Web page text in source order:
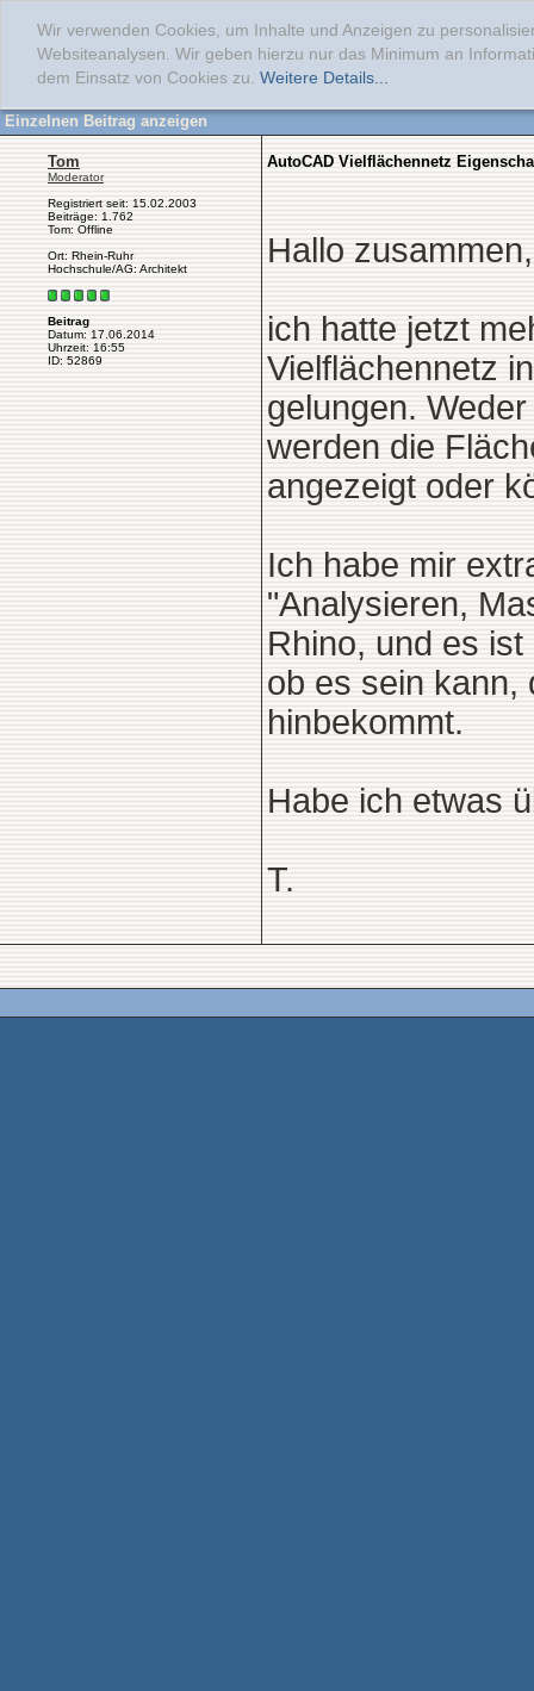
Wir verwenden Cookies, um Inhalte und Anzeigen zu
Websiteanalysen. Wir geben hierzu nur das Minimum an
dem Einsatz von Cookies zu. Weitere Details...
Einzelnen Beitrag anzeigen
Tom
Moderator
Registriert seit: 15.02.2003
Beiträge: 1.762
Tom: Offline
Ort: Rhein-Ruhr
Hochschule/AG: Architekt
Beitrag
Datum: 17.06.2014
Uhrzeit: 16:55
ID: 52869
AutoCAD Vielflächennetz
Hallo zusammen,
ich hatte jetzt
Vielflächennetz
gelungen.
werden die
angezeigt oder
Ich habe mir
"Analysieren,
Rhino, und es
ob es sein kann,
hinbekommt.
Habe ich etwas
T.